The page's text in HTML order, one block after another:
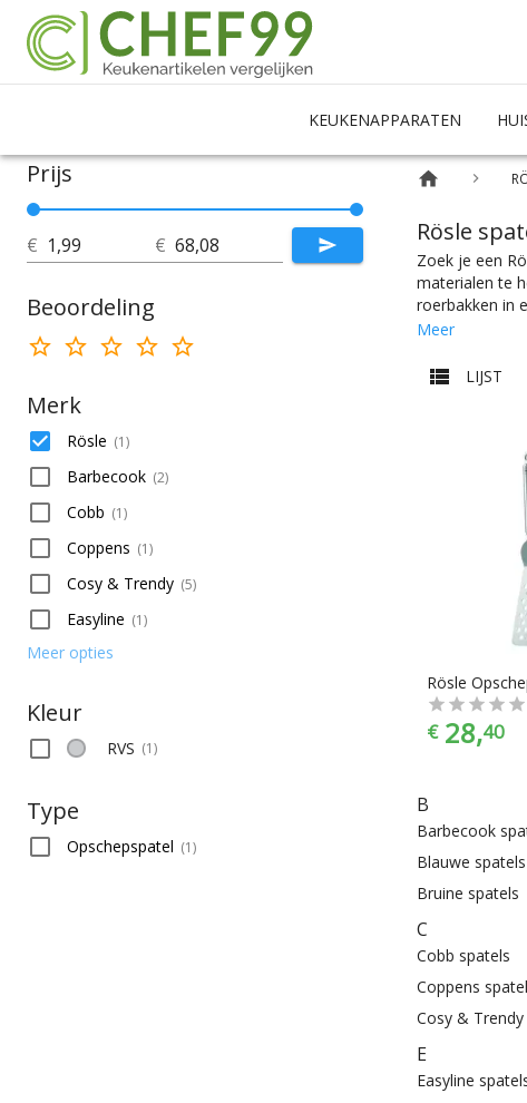
KEUKENAPPARATEN
Prijs
€ €
Beoordeling
Merk
Rösle (1)
Barbecook (2)
Cobb (1)
Coppens (1)
Cosy & Trendy (5)
Easyline (1)
Meer opties
Kleur
RVS (1)
Type
Opschepspatel (1)
Rösle
Zoek je een
materialen te
roerbakken in
knik nodig
wat je nodig
kleurselectie
Meer
LIJST
€ 28,40
B
Barbecook
Blauwe spatels
Bruine spatels
C
Cobb spatels
Coppens
Cosy &
E
Easyline